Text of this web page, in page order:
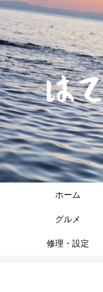
ホーム
グルメ
修理・設定